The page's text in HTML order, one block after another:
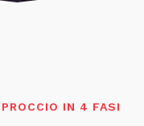
IN 4 FASI